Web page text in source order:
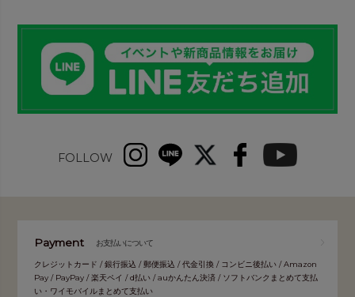
FOLLOW
Payment お支払いについて
クレジットカード / 銀行振込 / 郵便振込 / 代金引換 / コンビニ後払い / Amazon
Pay / PayPay / 楽天ペイ / d払い / auかんたん決済 / ソフトバンクまとめて支払
い・ワイモバイルまとめて支払い